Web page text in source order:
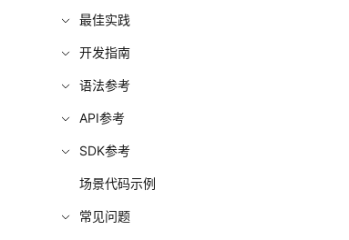
最佳实践
开发指南
语法参考
API参考
SDK参考
场景代码示例
常见问题